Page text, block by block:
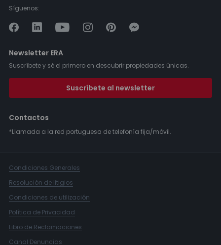
Síguenos:
Newsletter ERA
Suscríbete y sé el primero en descubrir propiedades únicas.
Suscríbete al newsletter
Contactos
*Llamada a la red portuguesa de telefonía fija/móvil.
Condiciones Generales
Resolución de litigios
Condiciones de utilización
Política de Privacidad
Libro de Reclamaciones
Canal Denuncias